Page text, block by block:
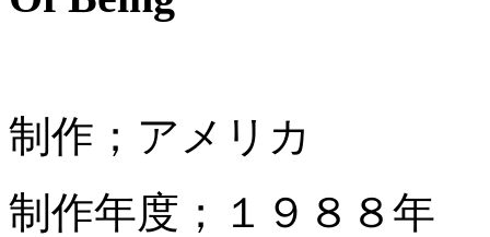
制作；アメリカ
制作年度；１９８８年